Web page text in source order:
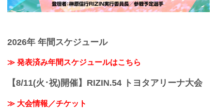
2026年 年間スケジュール
≫ 発表済み年間スケジュールはこちら
【8/11(火･祝)開催】RIZIN.54 トヨタアリーナ大会
≫ 大会情報／チケット